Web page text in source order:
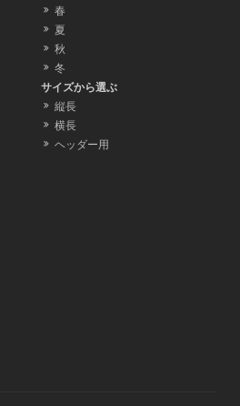
春
夏
秋
冬
サイズから選ぶ
縦長
横長
ヘッダー用